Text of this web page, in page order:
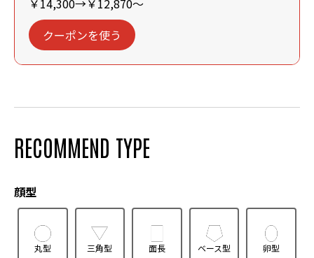
￥14,300→￥12,870～
クーポンを使う
RECOMMEND TYPE
顔型
丸型 三角型 面長 ベース型 卵型